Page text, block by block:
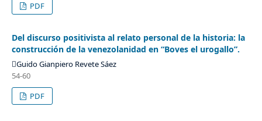
PDF
Del discurso positivista al relato personal de la historia: la
construcción de la venezolanidad en “Boves el urogallo”.
Guido Gianpiero Revete Sáez
54-60
PDF